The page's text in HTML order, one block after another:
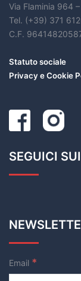
Via Flaminia 964
Tel. (+39) 371
C.F.
Statuto sociale
Privacy e Cookie
SEGUICI
Email *